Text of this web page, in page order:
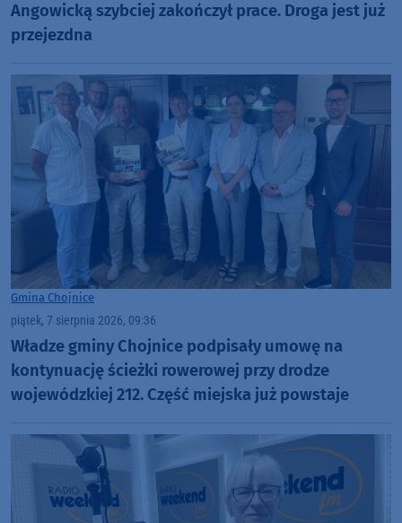
Angowicką szybciej zakończył prace. Droga jest już
przejezdna
Gmina Chojnice
piątek, 7 sierpnia 2026, 09:36
Władze gminy Chojnice podpisały umowę na
kontynuację ścieżki rowerowej przy drodze
wojewódzkiej 212. Część miejska już powstaje